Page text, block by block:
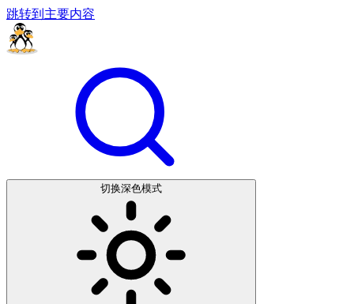
跳转到主要内容
切换深色模式